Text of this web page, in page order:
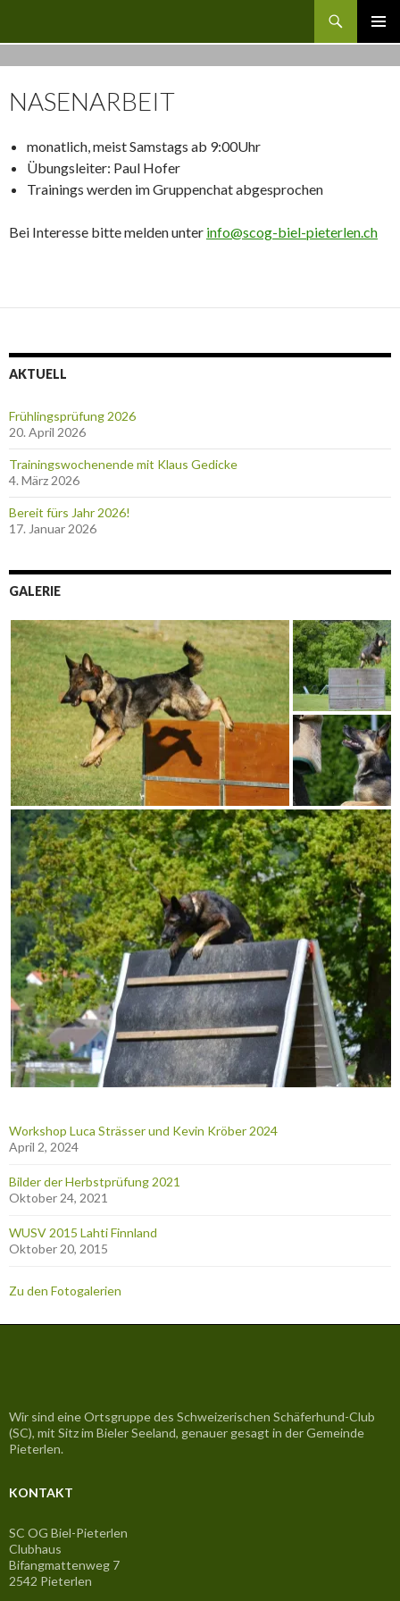
MENÜ
NASENARBEIT
monatlich, meist Samstags ab 9:00Uhr
Übungsleiter: Paul Hofer
Trainings werden im Gruppenchat abgesprochen
Bei Interesse bitte melden unter info@scog-biel-pieterlen.ch
AKTUELL
Frühlingsprüfung 2026
20. April 2026
Trainingswochenende mit Klaus Gedicke
4. März 2026
Bereit fürs Jahr 2026!
17. Januar 2026
GALERIE
Workshop Luca Strässer und Kevin Kröber 2024
April 2, 2024
Bilder der Herbstprüfung 2021
Oktober 24, 2021
WUSV 2015 Lahti Finnland
Oktober 20, 2015
Zu den Fotogalerien
Wir sind eine Ortsgruppe des Schweizerischen Schäferhund-Club
(SC), mit Sitz im Bieler Seeland, genauer gesagt in der Gemeinde
Pieterlen.
KONTAKT
SC OG Biel-Pieterlen
Clubhaus
Bifangmattenweg 7
2542 Pieterlen